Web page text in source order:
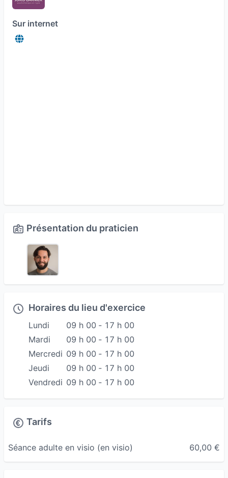
Sur internet
Présentation du praticien
Horaires du lieu d'exercice
Lundi
09 h 00 ‐ 17 h 00
Mardi
09 h 00 ‐ 17 h 00
Mercredi 09 h 00 ‐ 17 h 00
Jeudi
09 h 00 ‐ 17 h 00
Vendredi 09 h 00 ‐ 17 h 00
Tarifs
Séance adulte en visio (en visio) 60,00 €